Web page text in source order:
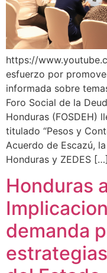
https://
esfuerzo por
informada sobre
Foro Social de la
Honduras (FOSDEH)
titulado “Pesos y
Acuerdo de Escazú,
Honduras y ZEDES […]
Honduras
demanda